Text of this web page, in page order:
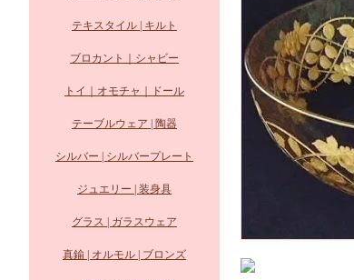
テキスタイル | キルト
ブロカント｜シャビー
トイ｜オモチャ｜ドール
テーブルウェア | 陶器
シルバー | シルバープレート
ジュエリー | 装身具
グラス | ガラスウェア
真鍮 | オルモル | ブロンズ